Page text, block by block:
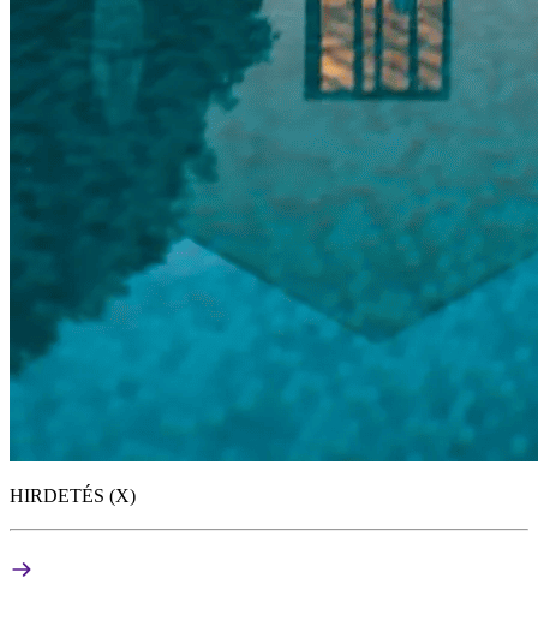
HIRDETÉS (X)